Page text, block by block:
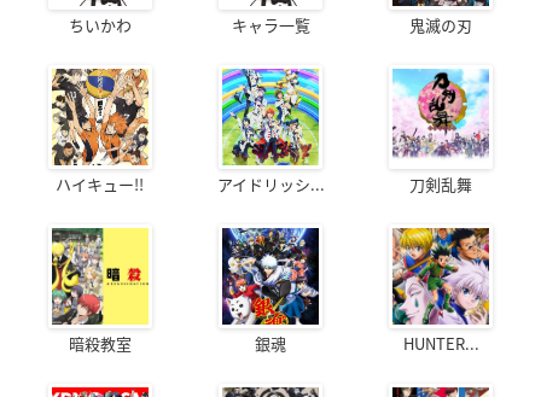
ちいかわ キャラ一覧 鬼滅の刃
ハイキュー!! アイドリッシ... 刀剣乱舞
暗殺教室 銀魂 HUNTER...